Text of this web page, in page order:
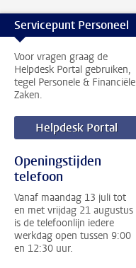
Servicepunt Personeel
Voor vragen graag de
Helpdesk Portal gebruiken,
tegel Personele & Financiële
Zaken.
Helpdesk Portal
Openingstijden
telefoon
Vanaf maandag 13 juli tot
en met vrijdag 21 augustus
is de telefoonlijn iedere
werkdag open tussen 9:00
en 12:30 uur.